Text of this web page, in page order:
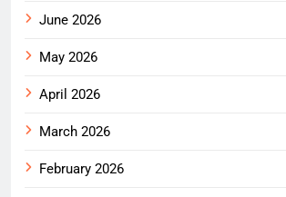
June 2026
May 2026
April 2026
March 2026
February 2026